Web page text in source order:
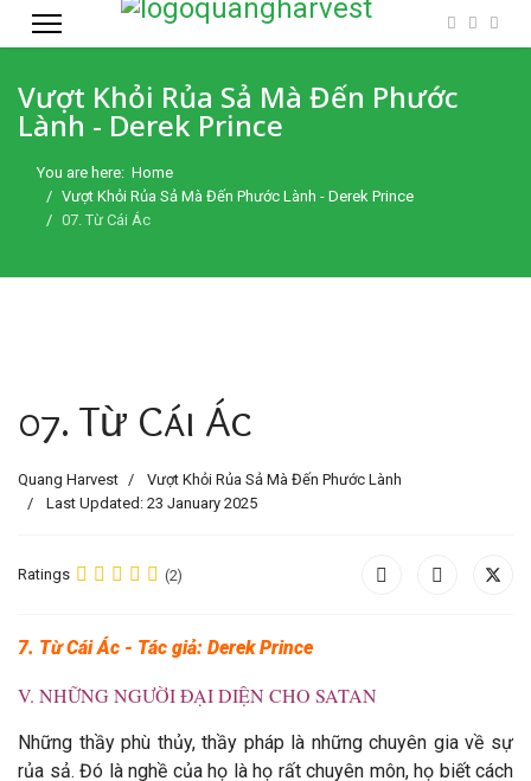
Vượt Khỏi Rủa Sả Mà Đến Phước
Lành - Derek Prince
You are here: Home
Vượt Khỏi Rủa Sả Mà Đến Phước Lành - Derek Prince
07. Từ Cái Ác
07. Từ Cái Ác
Quang Harvest
Vượt Khỏi Rủa Sả Mà Đến Phước Lành
Last Updated: 23 January 2025
Ratings (2)
7. Từ Cái Ác - Tác giả: Derek Prince
V. NHỮNG NGƯỜI ĐẠI DIỆN CHO SATAN
Những thầy phù thủy, thầy pháp là những chuyên gia về sự
rủa sả. Đó là nghề của họ là họ rất chuyên môn, họ biết cách